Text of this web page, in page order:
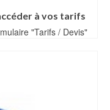
à vos tarifs
"Tarifs / Devis"